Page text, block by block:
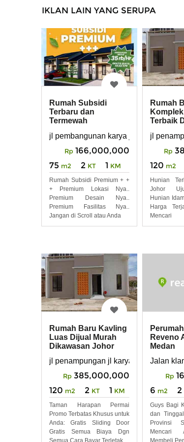
IKLAN LAIN YANG SERUPA
Rumah Subsidi
Terbaru dan
Termewah
Ujung
jl pembangunan karya jaya ujung johor
Rp 166,000,000
75 m2 2 KT 1 KM
Rumah Subsidi Premium + +
+ Premium Lokasi Nya..
Premium Desain Nya..
Premium Fasilitas Nya..
Jangan di Scroll atau Anda
Rumah
Terbaik
jl
Rp
120 m2
Hunian
Johor
Hunian
Harga
Mencari
Rumah Baru Kavling
Luas Dijual Murah
Dikawasan Johor
jl penampungan jl karya ujung johor
Rp 385,000,000
120 m2 2 KT 1 KM
Taman Harapan Permai
Promo Terbatas Khusus untuk
Anda: Gratis Sliding Door
Gratis Semua Biaya Dgn
Reveno
Medan
Jalan
Rp
6 m2 2
Guys Bagi
dan
Provinsi
Mencari